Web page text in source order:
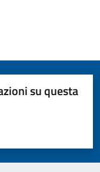
su questa